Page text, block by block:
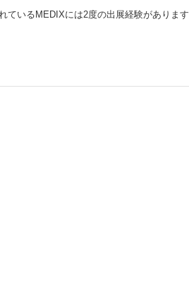
ているMEDIXには2度の出展経験があります